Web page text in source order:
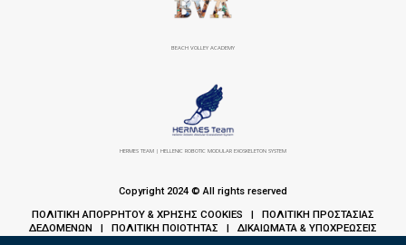
BEACH VOLLEY ACADEMY
HERMES TEAM | HELLENIC ROBOTIC MODULAR EXOSKELETON SYSTEM
Copyright 2024 © All rights reserved
ΠΟΛΙΤΙΚΗ ΑΠΟΡΡΗΤΟΥ & ΧΡΗΣΗΣ COOKIES | ΠΟΛΙΤΙΚΗ ΠΡΟΣΤΑΣΙΑΣ
ΔΕΔΟΜΕΝΩΝ | ΠΟΛΙΤΙΚΗ ΠΟΙΟΤΗΤΑΣ | ΔΙΚΑΙΩΜΑΤΑ & ΥΠΟΧΡΕΩΣΕΙΣ